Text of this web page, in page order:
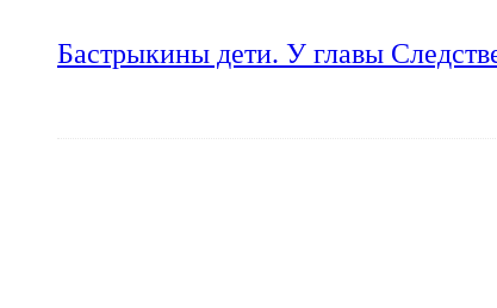
Бастрыкины дети. У главы